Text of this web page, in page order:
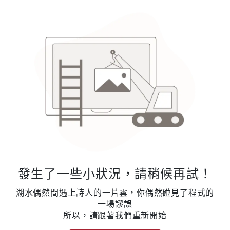
發生了一些小狀況，請稍候再試！
湖水偶然間遇上詩人的一片雲，你偶然碰見了程式的
一場謬誤
所以，請跟著我們重新開始